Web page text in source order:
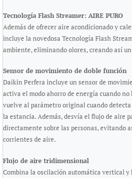
Tecnología Flash Streamer: AIRE PURO
Además de ofrecer aire acondicionado y
incluye la novedosa Tecnología Flash
ambiente, eliminando olores, creando así
Sensor de movimiento de doble función
Daikin Perfera incluye un sensor de
activa el modo ahorro de energía cuando
vuelve al parámetro original cuando
la estancia. Además, desvía el flujo de aire
directamente sobre las personas, evitando
corrientes de aire.
Flujo de aire tridimensional
Combina la oscilación automática vertical